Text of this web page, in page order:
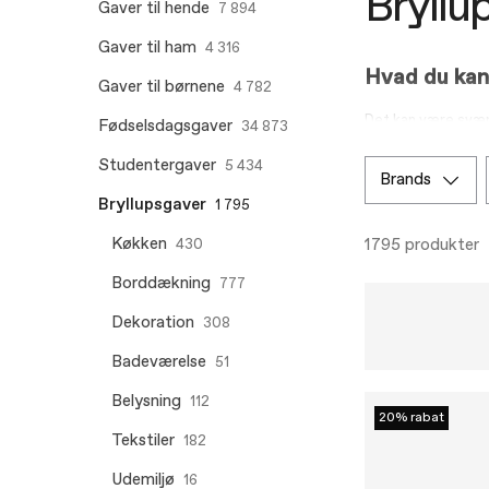
Gaver til hende 7 894
Gaver til ham 4 316
Gaver til børnene 4 782
Fødselsdagsgaver 34 873
Studentergaver 5 434
Bryllupsgaver 1 795
Køkken 430
Borddækning 777
Dekoration 308
Badeværelse 51
Belysning 112
Tekstiler 182
Udemiljø 16
Hvad du
Det kan være
Den perfekte
og pander i god
brands
1795 produkter
20% rabat